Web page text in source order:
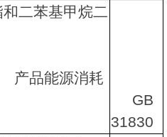
二苯基甲烷二
单位
源消耗
GB
31830